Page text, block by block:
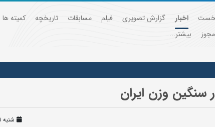
اخبار گزارش تصویری فیلم مسابقات تاریخچه
کمیته ها
بیشتر...
سنگین وزن ایران
شنبه ۹ دی ۱۴۰۲